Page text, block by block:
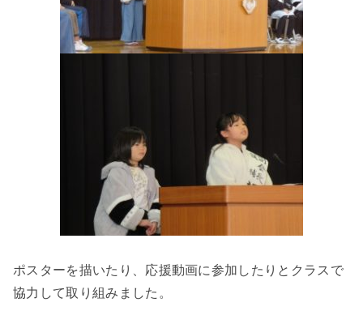
ポスターを描いたり、応援動画に参加したりとクラスで
協力して取り組みました。